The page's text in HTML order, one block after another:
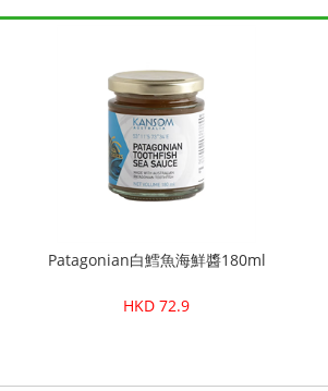
Patagonian白鱈魚海鮮醬180ml
HKD 72.9